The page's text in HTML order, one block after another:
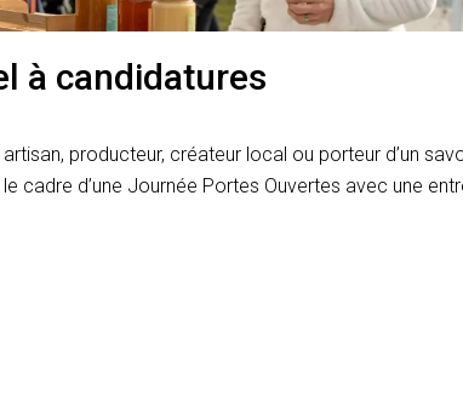
à candidatures
producteur, créateur local ou porteur d’un
cadre d’une Journée Portes Ouvertes avec une